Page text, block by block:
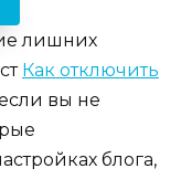
лишних
Как отключить
вы не
блога,